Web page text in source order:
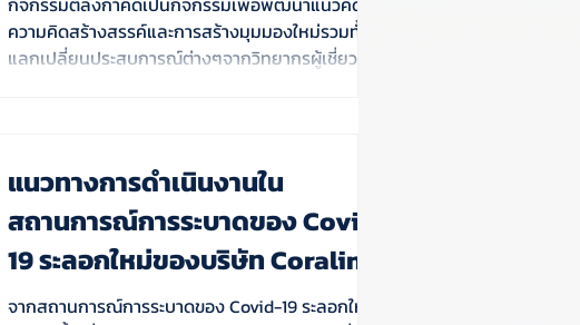
ความคิดสร้างสรรค์และการสร้างมุมมองใหม่รวมทั้ง
แลกเปลี่ยนประสบการณ์ต่างๆจากวิทยากรผู้เชี่ยวชาญ
แนวทางการดำเนินงานใน
สถานการณ์การระบาดของ Covid-
19 ระลอกใหม่ของบริษัท Coraline
จากสถานการณ์การระบาดของ Covid-19 ระลอกใหม่ ที่